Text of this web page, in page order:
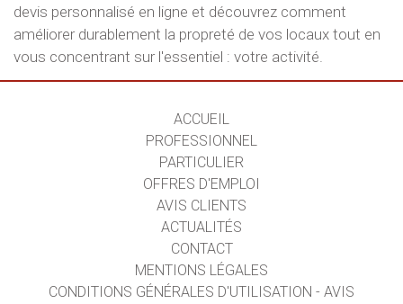
devis personnalisé en ligne et découvrez comment
améliorer durablement la propreté de vos locaux tout en
vous concentrant sur l'essentiel : votre activité.
ACCUEIL
PROFESSIONNEL
PARTICULIER
OFFRES D'EMPLOI
AVIS CLIENTS
ACTUALITÉS
CONTACT
MENTIONS LÉGALES
CONDITIONS GÉNÉRALES D'UTILISATION - AVIS